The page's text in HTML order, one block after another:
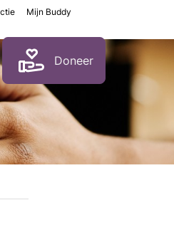
Doneer
Mijn Buddy